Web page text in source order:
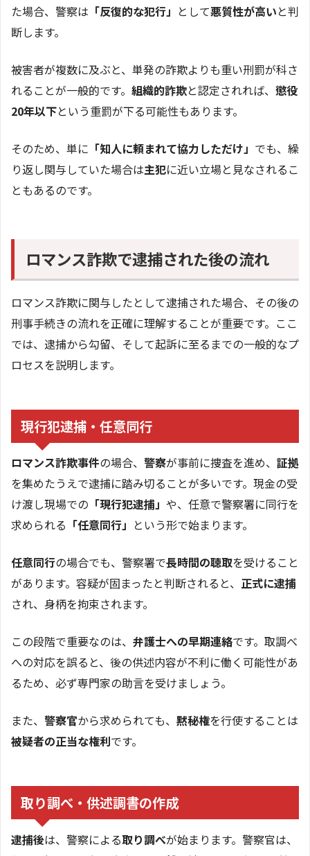
た場合、警察は 「反復的な犯行」 として悪質性が高いと判
断します。
被害者が複数に及ぶと、単発の詐欺よりも重い刑罰が科さ
れることが一般的です。 組織的詐欺と認定されれば、 懲役
20年以下という重罰が下る可能性もあります。
そのため、単に 「知人に頼まれて協力しただけ」 でも、繰
り返し関与していた場合は主犯に近い立場と見なされるこ
ともあるのです。
ロマンス詐欺で逮捕された後の流れ
ロマンス詐欺に関与したとして逮捕された場合、その後の
刑事手続きの流れを正確に理解することが重要です。ここ
では、逮捕から勾留、そして起訴に至るまでの一般的なプ
ロセスを説明します。
現行犯逮捕・任意同行
ロマンス詐欺事件の場合、 警察が事前に捜査を進め、 証拠
を集めたうえで逮捕に踏み切ることが多いです。現金の受
け渡し現場での 「現行犯逮捕」 や、任意で警察署に同行を
求められる 「任意同行」 という形で始まります。
任意同行の場合でも、警察署で長時間の聴取を受けること
があります。容疑が固まったと判断されると、 正式に逮捕
され、身柄を拘束されます。
この段階で重要なのは、 弁護士への早期連絡です。取調べ
への対応を誤ると、後の供述内容が不利に働く可能性があ
るため、必ず専門家の助言を受けましょう。
また、 警察官から求められても、 黙秘権を行使することは
被疑者の正当な権利です。
取り調べ・供述調書の作成
逮捕後は、警察による取り調べが始まります。警察官は、